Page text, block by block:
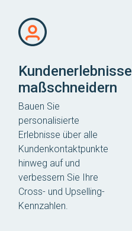
Kundenerlebnisse
maßschneidern
Bauen Sie
personalisierte
Erlebnisse über alle
Kundenkontaktpunkte
hinweg auf und
verbessern Sie Ihre
Cross- und Upselling-
Kennzahlen.